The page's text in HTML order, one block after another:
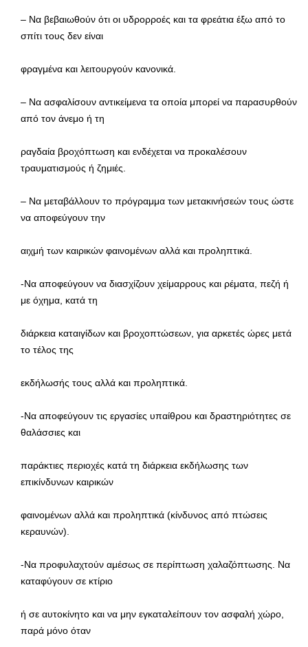
– Να βεβαιωθούν ότι οι υδρορροές και τα φρεάτια έξω από το
σπίτι τους δεν είναι
φραγμένα και λειτουργούν κανονικά.
– Να ασφαλίσουν αντικείμενα τα οποία μπορεί να παρασυρθούν
από τον άνεμο ή τη
ραγδαία βροχόπτωση και ενδέχεται να προκαλέσουν
τραυματισμούς ή ζημιές.
– Να μεταβάλλουν το πρόγραμμα των μετακινήσεών τους ώστε
να αποφεύγουν την
αιχμή των καιρικών φαινομένων αλλά και προληπτικά.
-Να αποφεύγουν να διασχίζουν χείμαρρους και ρέματα, πεζή ή
με όχημα, κατά τη
διάρκεια καταιγίδων και βροχοπτώσεων, για αρκετές ώρες μετά
το τέλος της
εκδήλωσής τους αλλά και προληπτικά.
-Να αποφεύγουν τις εργασίες υπαίθρου και δραστηριότητες σε
θαλάσσιες και
παράκτιες περιοχές κατά τη διάρκεια εκδήλωσης των
επικίνδυνων καιρικών
φαινομένων αλλά και προληπτικά (κίνδυνος από πτώσεις
κεραυνών).
-Να προφυλαχτούν αμέσως σε περίπτωση χαλαζόπτωσης. Να
καταφύγουν σε κτίριο
ή σε αυτοκίνητο και να μην εγκαταλείπουν τον ασφαλή χώρο,
παρά μόνο όταν